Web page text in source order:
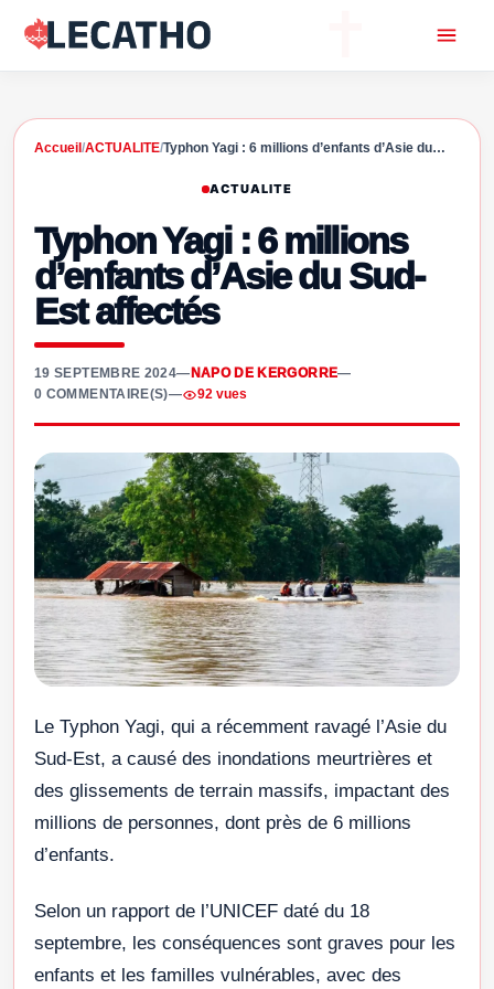
Accueil /ACTUALITE/Typhon Yagi : 6 millions d’enfants d’Asie du…
ACTUALITE
Typhon Yagi : 6 millions
d’enfants d’Asie du Sud-
Est affectés
19 SEPTEMBRE 2024— NAPO DE KERGORRE—
0 COMMENTAIRE(S)— 92 vues
Le Typhon Yagi, qui a récemment ravagé l’Asie du
Sud-Est, a causé des inondations meurtrières et
des glissements de terrain massifs, impactant des
millions de personnes, dont près de 6 millions
d’enfants.
Selon un rapport de l’UNICEF daté du 18
septembre, les conséquences sont graves pour les
enfants et les familles vulnérables, avec des